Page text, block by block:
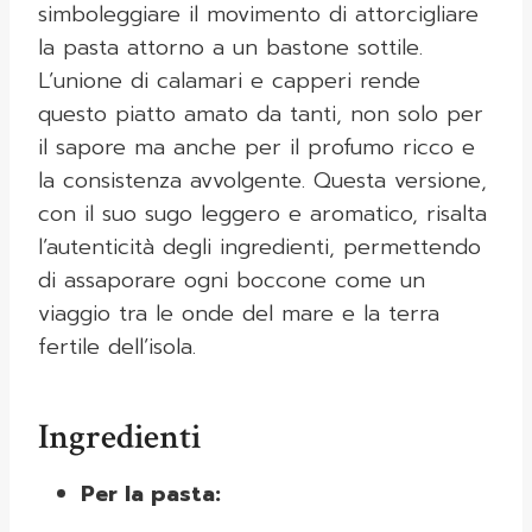
simboleggiare il movimento di attorcigliare
la pasta attorno a un bastone sottile.
L’unione di calamari e capperi rende
questo piatto amato da tanti, non solo per
il sapore ma anche per il profumo ricco e
la consistenza avvolgente. Questa versione,
con il suo sugo leggero e aromatico, risalta
l’autenticità degli ingredienti, permettendo
di assaporare ogni boccone come un
viaggio tra le onde del mare e la terra
fertile dell’isola.
Ingredienti
Per la pasta: